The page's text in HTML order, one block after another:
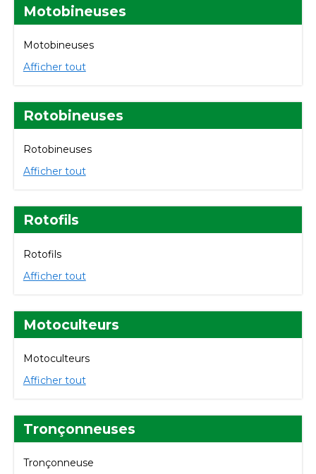
Motobineuses
Motobineuses
Afficher tout
Rotobineuses
Rotobineuses
Afficher tout
Rotofils
Rotofils
Afficher tout
Motoculteurs
Motoculteurs
Afficher tout
Tronçonneuses
Tronçonneuse